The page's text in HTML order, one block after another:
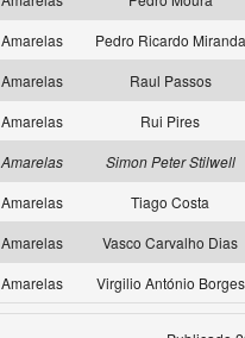
Amarelas Pedro Ricardo Miranda
Amarelas Raul Passos
Amarelas Rui Pires
Amarelas Simon Peter Stilwell
Amarelas Tiago Costa
Amarelas Vasco Carvalho Dias
Amarelas Virgilio António Borges